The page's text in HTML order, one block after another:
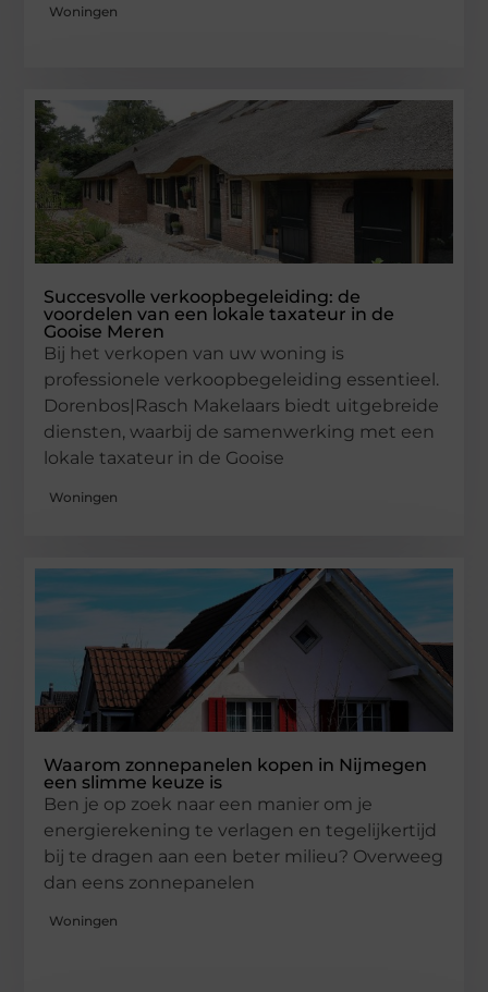
Woningen
Succesvolle verkoopbegeleiding: de
voordelen van een lokale taxateur in de
Gooise Meren
Bij het verkopen van uw woning is
professionele verkoopbegeleiding essentieel.
Dorenbos|Rasch Makelaars biedt uitgebreide
diensten, waarbij de samenwerking met een
lokale taxateur in de Gooise
Woningen
Waarom zonnepanelen kopen in Nijmegen
een slimme keuze is
Ben je op zoek naar een manier om je
energierekening te verlagen en tegelijkertijd
bij te dragen aan een beter milieu? Overweeg
dan eens zonnepanelen
Woningen